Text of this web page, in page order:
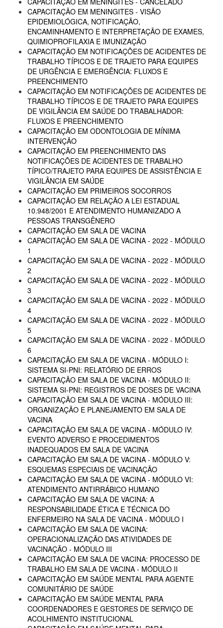
CAPACITAÇÃO EM MENINGITES - VISÃO
EPIDEMIOLÓGICA, NOTIFICAÇÃO,
ENCAMINHAMENTO E INTERPRETAÇÃO DE EXAMES,
QUIMIOPROFILAXIA E IMUNIZAÇÃO
CAPACITAÇÃO EM NOTIFICAÇÕES DE ACIDENTES DE
TRABALHO TÍPICOS E DE TRAJETO PARA EQUIPES
DE URGÊNCIA E EMERGÊNCIA: FLUXOS E
PREENCHIMENTO
CAPACITAÇÃO EM NOTIFICAÇÕES DE ACIDENTES DE
TRABALHO TÍPICOS E DE TRAJETO PARA EQUIPES
DE VIGILÂNCIA EM SAÚDE DO TRABALHADOR:
FLUXOS E PREENCHIMENTO
CAPACITAÇÃO EM ODONTOLOGIA DE MÍNIMA
INTERVENÇÃO
CAPACITAÇÃO EM PREENCHIMENTO DAS
NOTIFICAÇÕES DE ACIDENTES DE TRABALHO
TÍPICO/TRAJETO PARA EQUIPES DE ASSISTÊNCIA E
VIGILÂNCIA EM SAÚDE
CAPACITAÇÃO EM PRIMEIROS SOCORROS
CAPACITAÇÃO EM RELAÇÃO A LEI ESTADUAL
10.948/2001 E ATENDIMENTO HUMANIZADO A
PESSOAS TRANSGÊNERO
CAPACITAÇÃO EM SALA DE VACINA
CAPACITAÇÃO EM SALA DE VACINA - 2022 - MÓDULO
1
CAPACITAÇÃO EM SALA DE VACINA - 2022 - MÓDULO
2
CAPACITAÇÃO EM SALA DE VACINA - 2022 - MÓDULO
3
CAPACITAÇÃO EM SALA DE VACINA - 2022 - MÓDULO
4
CAPACITAÇÃO EM SALA DE VACINA - 2022 - MÓDULO
5
CAPACITAÇÃO EM SALA DE VACINA - 2022 - MÓDULO
6
CAPACITAÇÃO EM SALA DE VACINA - MÓDULO I:
SISTEMA SI-PNI: RELATÓRIO DE ERROS
CAPACITAÇÃO EM SALA DE VACINA - MÓDULO II:
SISTEMA SI-PNI: REGISTROS DE DOSES DE VACINA
CAPACITAÇÃO EM SALA DE VACINA - MÓDULO III:
ORGANIZAÇÃO E PLANEJAMENTO EM SALA DE
VACINA
CAPACITAÇÃO EM SALA DE VACINA - MÓDULO IV:
EVENTO ADVERSO E PROCEDIMENTOS
INADEQUADOS EM SALA DE VACINA
CAPACITAÇÃO EM SALA DE VACINA - MÓDULO V:
ESQUEMAS ESPECIAIS DE VACINAÇÃO
CAPACITAÇÃO EM SALA DE VACINA - MÓDULO VI:
ATENDIMENTO ANTIRRÁBICO HUMANO
CAPACITAÇÃO EM SALA DE VACINA: A
RESPONSABILIDADE ÉTICA E TÉCNICA DO
ENFERMEIRO NA SALA DE VACINA - MÓDULO I
CAPACITAÇÃO EM SALA DE VACINA:
OPERACIONALIZAÇÃO DAS ATIVIDADES DE
VACINAÇÃO - MÓDULO III
CAPACITAÇÃO EM SALA DE VACINA: PROCESSO DE
TRABALHO EM SALA DE VACINA - MÓDULO II
CAPACITAÇÃO EM SAÚDE MENTAL PARA AGENTE
COMUNITÁRIO DE SAÚDE
CAPACITAÇÃO EM SAÚDE MENTAL PARA
COORDENADORES E GESTORES DE SERVIÇO DE
ACOLHIMENTO INSTITUCIONAL